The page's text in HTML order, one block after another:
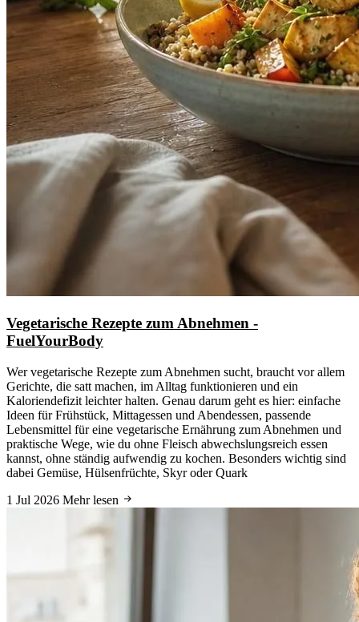
Vegetarische Rezepte zum Abnehmen -
FuelYourBody
Wer vegetarische Rezepte zum Abnehmen sucht, braucht vor allem
Gerichte, die satt machen, im Alltag funktionieren und ein
Kaloriendefizit leichter halten. Genau darum geht es hier: einfache
Ideen für Frühstück, Mittagessen und Abendessen, passende
Lebensmittel für eine vegetarische Ernährung zum Abnehmen und
praktische Wege, wie du ohne Fleisch abwechslungsreich essen
kannst, ohne ständig aufwendig zu kochen. Besonders wichtig sind
dabei Gemüse, Hülsenfrüchte, Skyr oder Quark
1 Jul 2026 Mehr lesen